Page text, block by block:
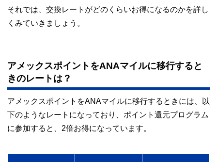
それでは、交換レートがどのくらいお得になるのかを詳し
くみていきましょう。
アメックスポイントをANAマイルに移行すると
きのレートは？
アメックスポイントをANAマイルに移行するときには、以
下のようなレートになっており、ポイント還元プログラム
に参加すると、2倍お得になっています。